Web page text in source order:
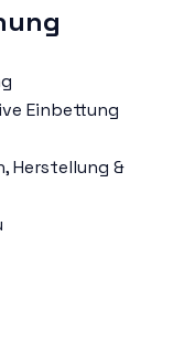
Einbettung
Herstellung &